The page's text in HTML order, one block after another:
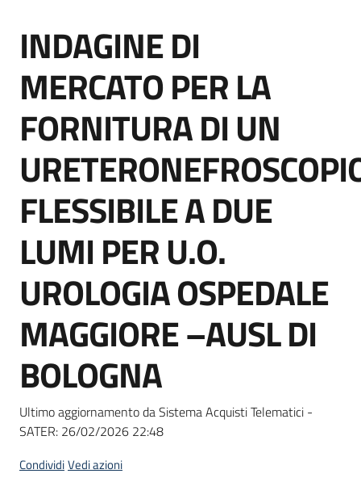
e
strumenti
acquisto
Supporto
Piattaforme
telematiche
English
site
su
Salta al contenuto
INDAGINE DI
MERCATO PER LA
FORNITURA DI UN
FLESSIBILE A DUE
LUMI PER U.O.
UROLOGIA OSPEDALE
MAGGIORE –AUSL DI
BOLOGNA
Ultimo aggiornamento da Sistema Acquisti Telematici -
SATER: 26/02/2026 22:48
CondividiVedi azioni